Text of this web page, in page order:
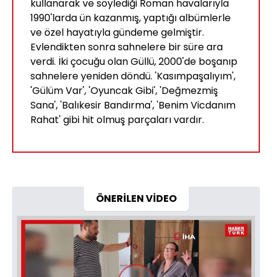
kullanarak ve söylediği Roman havalarıyla
1990'larda ün kazanmış, yaptığı albümlerle
ve özel hayatıyla gündeme gelmiştir.
Evlendikten sonra sahnelere bir süre ara
verdi. İki çocuğu olan Güllü, 2000'de boşanıp
sahnelere yeniden döndü. 'Kasımpaşalıyım',
'Gülüm Var', 'Oyuncak Gibi', 'Değmezmiş
Sana', 'Balıkesir Bandırma', 'Benim Vicdanım
Rahat' gibi hit olmuş parçaları vardır.
ÖNERİLEN VİDEO